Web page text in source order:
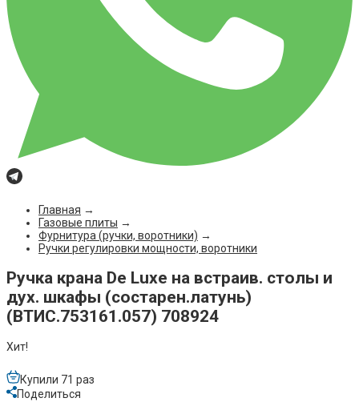
Главная →
Газовые плиты →
Фурнитура (ручки, воротники) →
Ручки регулировки мощности, воротники
Ручка крана De Luxe на встраив. столы и
дух. шкафы (состарен.латунь)
(ВТИС.753161.057) 708924
Хит!
Купили 71 раз
Поделиться